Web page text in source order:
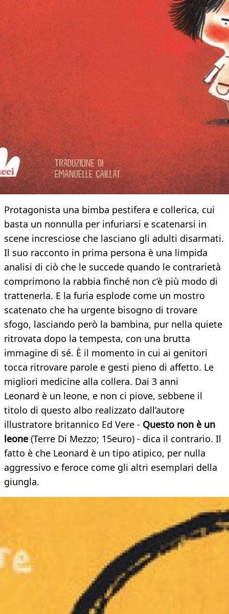
Protagonista una bimba pestifera e collerica, cui
basta un nonnulla per infuriarsi e scatenarsi in
scene incresciose che lasciano gli adulti disarmati.
Il suo racconto in prima persona è una limpida
analisi di ciò che le succede quando le contrarietà
comprimono la rabbia finché non c’è più modo di
trattenerla. E la furia esplode come un mostro
scatenato che ha urgente bisogno di trovare
sfogo, lasciando però la bambina, pur nella quiete
ritrovata dopo la tempesta, con una brutta
immagine di sé. È il momento in cui ai genitori
tocca ritrovare parole e gesti pieno di affetto. Le
migliori medicine alla collera. Dai 3 anni
Leonard è un leone, e non ci piove, sebbene il
titolo di questo albo realizzato dall’autore
illustratore britannico Ed Vere - Questo non è un
leone (Terre Di Mezzo; 15euro) - dica il contrario. Il
fatto è che Leonard è un tipo atipico, per nulla
aggressivo e feroce come gli altri esemplari della
giungla.